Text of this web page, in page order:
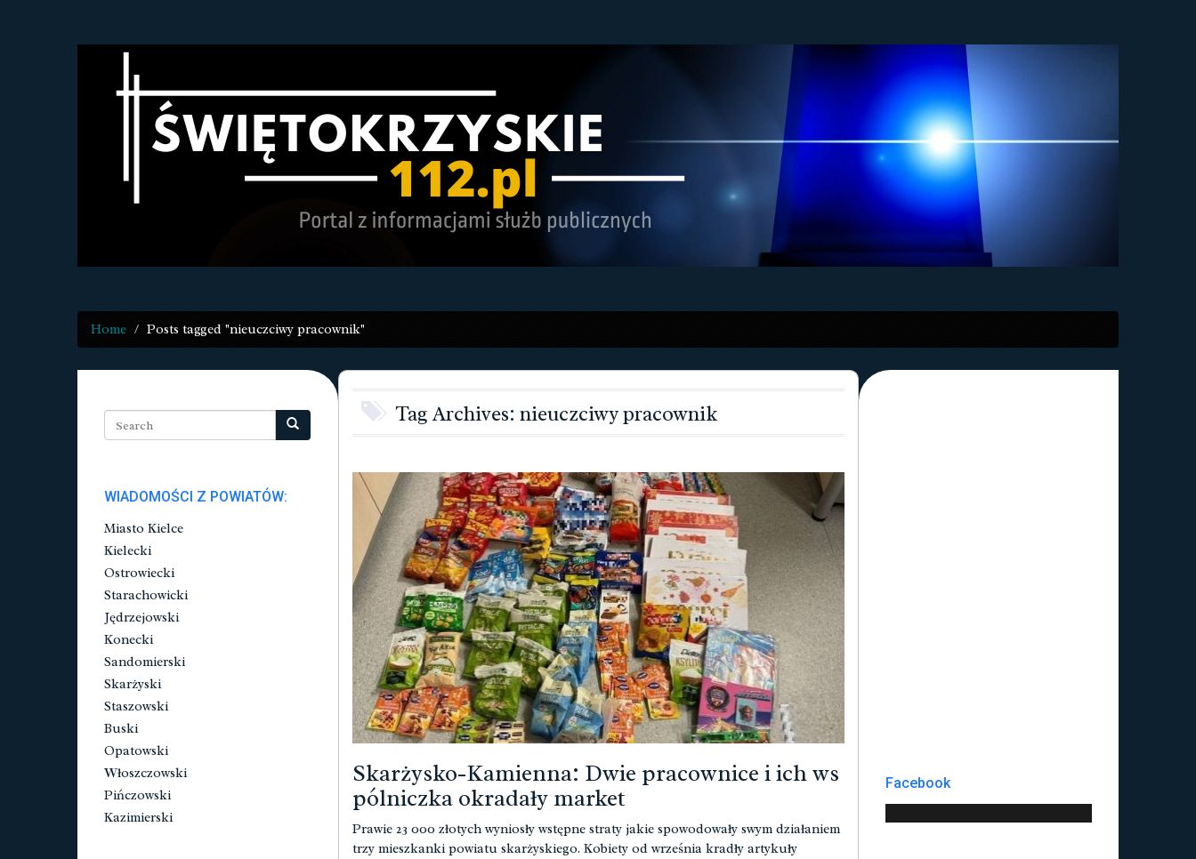
Home Posts tagged "nieuczciwy pracownik"
Tag Archives: nieuczciwy pracownik
Skarżysko-Kamienna: Dwie pracownice i ich ws
pólniczka okradały market
Prawie 23 000 złotych wyniosły wstępne straty jakie spowodowały swym działaniem
trzy mieszkanki powiatu skarżyskiego. Kobiety od września kradły artykuły
WIADOMOŚCI Z POWIATÓW:
Miasto Kielce
Kielecki
Ostrowiecki
Starachowicki
Jędrzejowski
Konecki
Sandomierski
Skarżyski
Staszowski
Buski
Opatowski
Włoszczowski
Pińczowski
Kazimierski
Facebook